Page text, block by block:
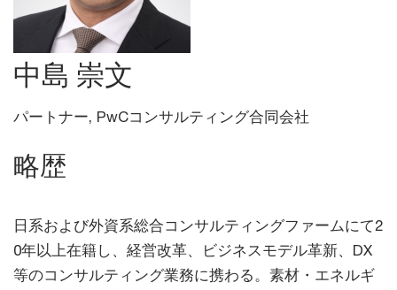
中島 崇文
パートナー, PwCコンサルティング合同会社
略歴
日系および外資系総合コンサルティングファームにて2
0年以上在籍し、経営改革、ビジネスモデル革新、DX
等のコンサルティング業務に携わる。素材・エネルギ